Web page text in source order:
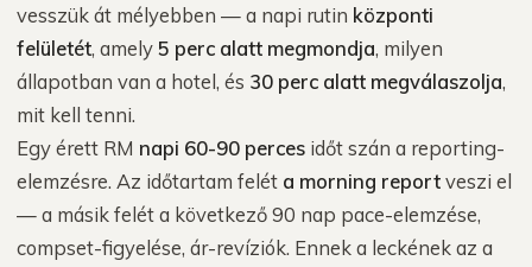
vesszük át mélyebben — a napi rutin központi
felületét, amely5 perc alatt megmondja, milyen
állapotban van a hotel, és 30 perc alatt megválaszolja,
mit kell tenni.
Egy érett RM napi 60-90 perces időt szán a reporting-
elemzésre. Az időtartam felét a morning reportveszi el
— a másik felét a következő 90 nap pace-elemzése,
compset-figyelése, ár-revíziók. Ennek a leckének az a